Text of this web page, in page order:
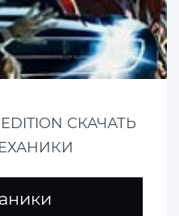
EDITION СКАЧАТЬ